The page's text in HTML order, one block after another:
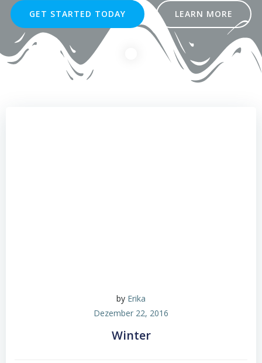
GET STARTED TODAY LEARN MORE
by Erika
Dezember 22, 2016
Winter